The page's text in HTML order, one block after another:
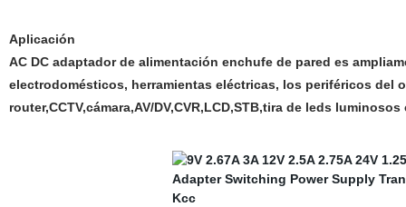
Aplicación
AC DC adaptador de alimentación enchufe de pared es
electrodomésticos, herramientas eléctricas, los periféricos del
router,CCTV,cámara,AV/DV,CVR,LCD,STB,tira de leds